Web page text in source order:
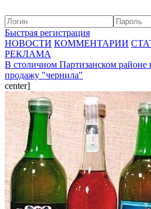
Быстрая регистрация
НОВОСТИ КОММЕНТАРИИ
РЕКЛАМА
В столичном Партизанском районе
продажу "чернила"
center]